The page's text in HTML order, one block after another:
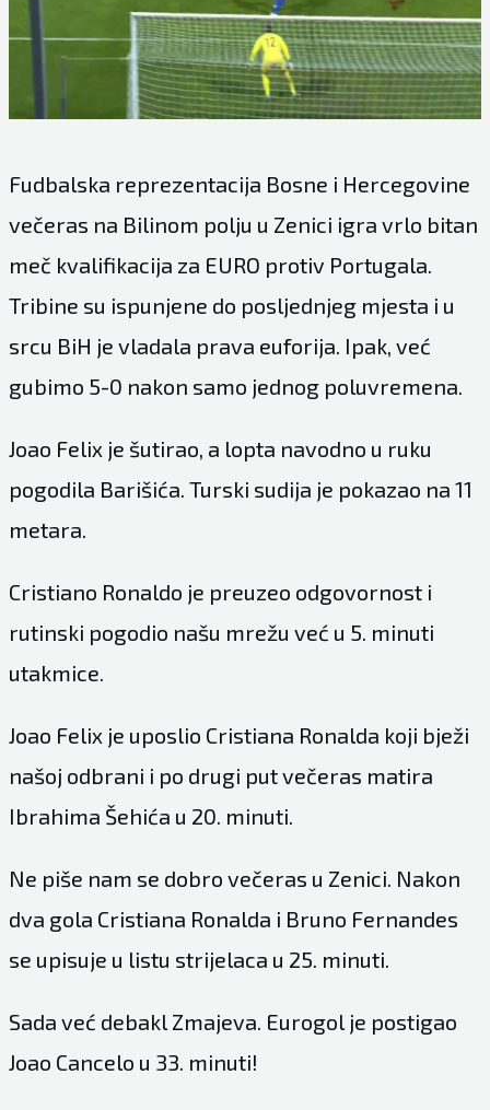
Fudbalska reprezentacija Bosne i Hercegovine
večeras na Bilinom polju u Zenici igra vrlo bitan
meč kvalifikacija za EURO protiv Portugala.
Tribine su ispunjene do posljednjeg mjesta i u
srcu BiH je vladala prava euforija. Ipak, već
gubimo 5-0 nakon samo jednog poluvremena.
Joao Felix je šutirao, a lopta navodno u ruku
pogodila Barišića. Turski sudija je pokazao na 11
metara.
Cristiano Ronaldo je preuzeo odgovornost i
rutinski pogodio našu mrežu već u 5. minuti
utakmice.
Joao Felix je uposlio Cristiana Ronalda koji bježi
našoj odbrani i po drugi put večeras matira
Ibrahima Šehića u 20. minuti.
Ne piše nam se dobro večeras u Zenici. Nakon
dva gola Cristiana Ronalda i Bruno Fernandes
se upisuje u listu strijelaca u 25. minuti.
Sada već debakl Zmajeva. Eurogol je postigao
Joao Cancelo u 33. minuti!